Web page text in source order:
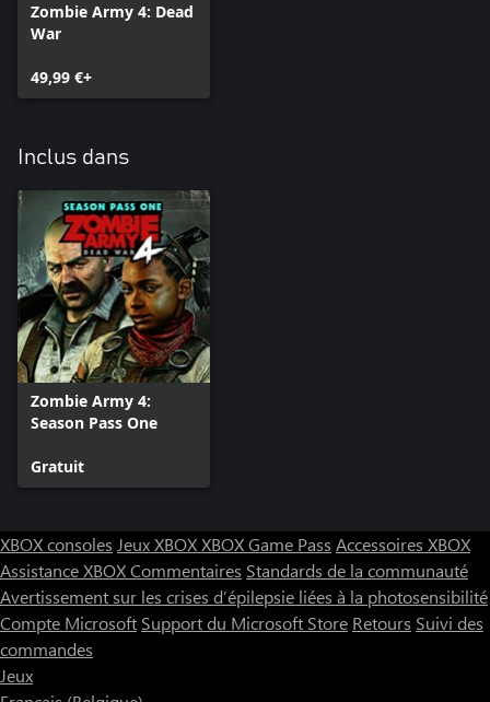
Zombie Army 4: Dead
War
49,99 €+
Inclus dans
Zombie Army 4:
Season Pass One
Gratuit
XBOX consoles Jeux XBOXXBOX Game Pass Accessoires XBOX
Assistance XBOXCommentaires Standards de la communauté
Avertissement sur les crises d’épilepsie liées à la photosensibilité
Compte Microsoft Support du Microsoft Store Retours Suivi des
commandes
Jeux